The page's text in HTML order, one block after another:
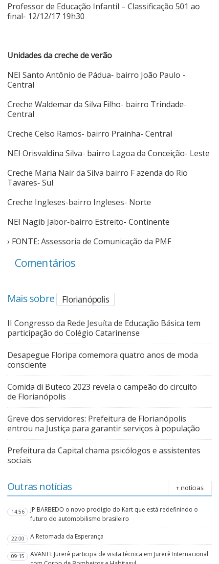
Professor de Educação Infantil – Classificação 501 ao
final- 12/12/17 19h30
Unidades da creche de verão
NEI Santo Antônio de Pádua- bairro João Paulo -
Central
Creche Waldemar da Silva Filho- bairro Trindade-
Central
Creche Celso Ramos- bairro Prainha- Central
NEI Orisvaldina Silva- bairro Lagoa da Conceição- Leste
Creche Maria Nair da Silva bairro F azenda do Rio
Tavares- Sul
Creche Ingleses-bairro Ingleses- Norte
NEI Nagib Jabor-bairro Estreito- Continente
› FONTE: Assessoria de Comunicação da PMF
Comentários
Mais sobre Florianópolis
II Congresso da Rede Jesuíta de Educação Básica tem
participação do Colégio Catarinense
Desapegue Floripa comemora quatro anos de moda
consciente
Comida di Buteco 2023 revela o campeão do circuito
de Florianópolis
Greve dos servidores: Prefeitura de Florianópolis
entrou na Justiça para garantir serviços à população
Prefeitura da Capital chama psicólogos e assistentes
sociais
Outras notícias + notícias
14:56
JP BARBEDO o novo prodígio do Kart que está redefinindo o
futuro do automobilismo brasileiro
22:00 A Retomada da Esperança
09:15
AVANTE Jurerê participa de visita técnica em Jurerê Internacional